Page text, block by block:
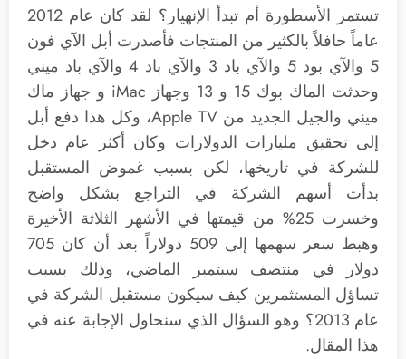
تستمر الأسطورة أم تبدأ الإنهيار؟ لقد كان عام 2012
عاماً حافلاً بالكثير من المنتجات فأصدرت أبل الآي فون
5 والآي بود 5 والآي باد 3 والآي باد 4 والآي باد ميني
وحدثت الماك بوك 15 و 13 وجهاز iMac و جهاز ماك
ميني والجيل الجديد من Apple TV، وكل هذا دفع أبل
إلى تحقيق مليارات الدولارات وكان أكثر عام دخل
للشركة في تاريخها، لكن بسبب غموض المستقبل
بدأت أسهم الشركة في التراجع بشكل واضح
وخسرت 25% من قيمتها في الأشهر الثلاثة الأخيرة
وهبط سعر سهمها إلى 509 دولاراً بعد أن كان 705
دولار في منتصف سبتمبر الماضي، وذلك بسبب
تساؤل المستثمرين كيف سيكون مستقبل الشركة في
عام 2013؟ وهو السؤال الذي سنحاول الإجابة عنه في
هذا المقال.